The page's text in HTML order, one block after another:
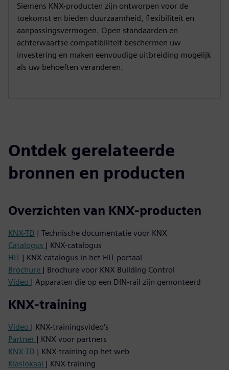
Siemens KNX-producten zijn ontworpen voor de
toekomst en bieden duurzaamheid, flexibiliteit en
aanpassingsvermogen. Open standaarden en
achterwaartse compatibiliteit beschermen uw
investering en maken eenvoudige uitbreiding mogelijk
als uw behoeften veranderen.
Ontdek gerelateerde
bronnen en producten
Overzichten van KNX-producten
KNX-TD | Technische documentatie voor KNX
Catalogus | KNX-catalogus
HIT | KNX-catalogus in het HIT-portaal
Brochure | Brochure voor KNX Building Control
Video | Apparaten die op een DIN-rail zijn gemonteerd
KNX-training
Video | KNX-trainingsvideo's
Partner | KNX voor partners
KNX-TD | KNX-training op het web
Klaslokaal | KNX-training